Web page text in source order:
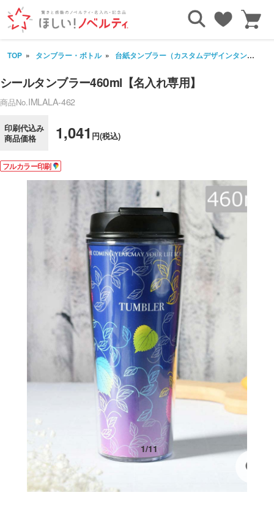
TOP タンブラー・ボトル 台紙タンブラー（カスタムデザインタンブラー）
シールタンブラー460ml【名入れ専用】
商品No.IMLALA-462
印刷代込み
商品価格
1,041 円(税込)
フルカラー印刷
1/11